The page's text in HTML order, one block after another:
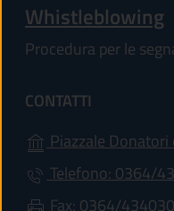
Whistleblowing
Procedura per le
CONTATTI
Piazzale Donatori di
Telefono: 0364/
Fax: 0364/434030